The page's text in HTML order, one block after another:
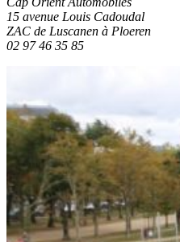
15 avenue Louis Cadoudal
ZAC de Luscanen à Ploeren
02 97 46 35 85